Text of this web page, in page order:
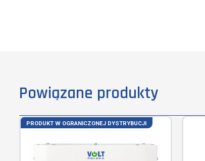
Powiązane produkty
PRODUKT W OGRANICZONEJ DYSTRYBUCJI